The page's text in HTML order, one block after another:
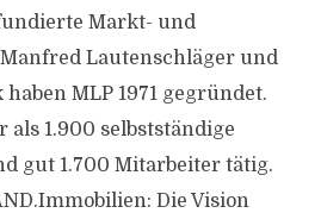
Markt- und
Lautenschläger und
MLP 1971 gegründet.
als 1.900 selbstständige
gut 1.700 Mitarbeiter tätig.
Die Vision